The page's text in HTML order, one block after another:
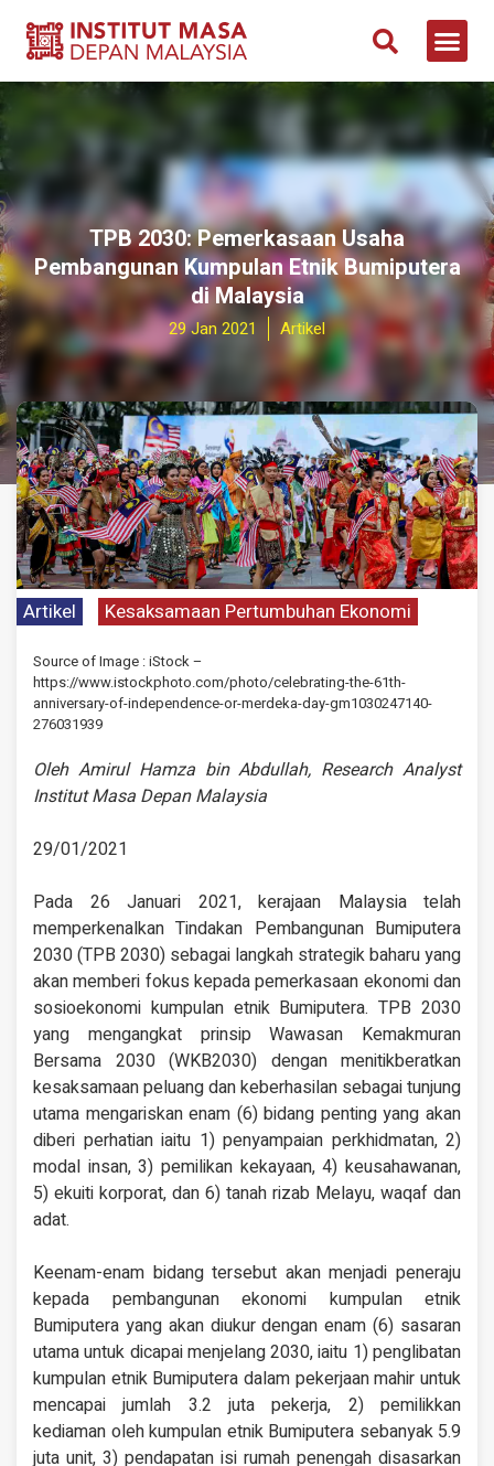
TPB 2030: Pemerkasaan Usaha
Pembangunan Kumpulan Etnik Bumiputera
di Malaysia
29 Jan 2021 Artikel
Artikel Kesaksamaan Pertumbuhan Ekonomi
Source of Image : iStock –
https://www.istockphoto.com/photo/celebrating-the-61th-
anniversary-of-independence-or-merdeka-day-gm1030247140-
276031939
Oleh Amirul Hamza bin Abdullah, Research Analyst
Institut Masa Depan Malaysia
29/01/2021
Pada 26 Januari 2021, kerajaan Malaysia telah
memperkenalkan Tindakan Pembangunan Bumiputera
2030 (TPB 2030) sebagai langkah strategik baharu yang
akan memberi fokus kepada pemerkasaan ekonomi dan
sosioekonomi kumpulan etnik Bumiputera. TPB 2030
yang mengangkat prinsip Wawasan Kemakmuran
Bersama 2030 (WKB2030) dengan menitikberatkan
kesaksamaan peluang dan keberhasilan sebagai tunjung
utama mengariskan enam (6) bidang penting yang akan
diberi perhatian iaitu 1) penyampaian perkhidmatan, 2)
modal insan, 3) pemilikan kekayaan, 4) keusahawanan,
5) ekuiti korporat, dan 6) tanah rizab Melayu, waqaf dan
adat.
Keenam-enam bidang tersebut akan menjadi peneraju
kepada pembangunan ekonomi kumpulan etnik
Bumiputera yang akan diukur dengan enam (6) sasaran
utama untuk dicapai menjelang 2030, iaitu 1) penglibatan
kumpulan etnik Bumiputera dalam pekerjaan mahir untuk
mencapai jumlah 3.2 juta pekerja, 2) pemilikkan
kediaman oleh kumpulan etnik Bumiputera sebanyak 5.9
juta unit, 3) pendapatan isi rumah penengah disasarkan